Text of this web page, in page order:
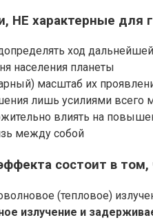
НЕ характерные для
ход
населения планеты
масштаб их
лишь усилиями всего
влиять на
между собой
состоит в
(тепловое)
излучение и